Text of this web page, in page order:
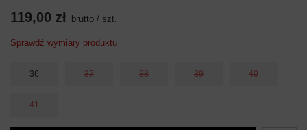
119,00 zł brutto / szt.
Sprawdź wymiary produktu
36 37 38 39 40
41